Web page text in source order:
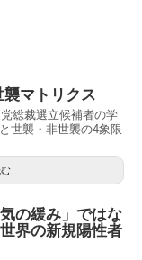
マトリクス
総裁選立候補者の学
世襲・非世襲の4象限
の緩み」ではな
界の新規陽性者